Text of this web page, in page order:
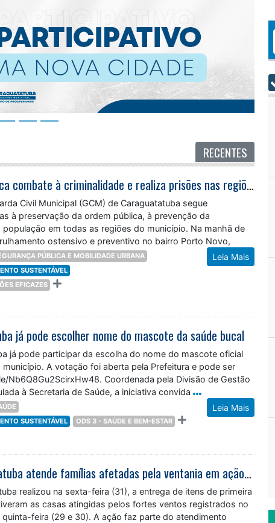
RECENTES
Guarda Municipal intensifica combate à criminalidade e realiza prisões nas regiões norte e sul de Caraguatatuba
Civil Municipal (GCM) de Caraguatatuba segue
à preservação da ordem pública, à prevenção da
em todas as regiões do município. Na manhã de
ostensivo e preventivo no bairro Porto Novo,
Leia Mais
PÚBLICA E MOBILIDADE URBANA
SUSTENTÁVEL
EFICAZES
já pode escolher nome do mascote da saúde bucal
já pode participar da escolha do nome do mascote oficial
A votação foi aberta pela Prefeitura e pode ser
Nb6Q8Gu2ScirxHw48. Coordenada pela Divisão de Gestão
à Secretaria de Saúde, a iniciativa convida
Leia Mais
SUSTENTÁVEL
ODS 3 - SAÚDE E BEM-ESTAR
Fundo Social de Caraguatatuba atende famílias afetadas pela ventania em ação integrada do Plancon
realizou na sexta-feira (31), a entrega de itens de primeira
as casas atingidas pelos fortes ventos registrados no
feira (29 e 30). A ação faz parte do atendimento